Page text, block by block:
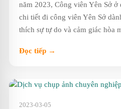
năm 2023, Công viên Yên Sở ở
chi tiết đi công viên Yên Sở
thích sự tự do và cảm giác hòa
Đọc tiếp →
2023-03-05